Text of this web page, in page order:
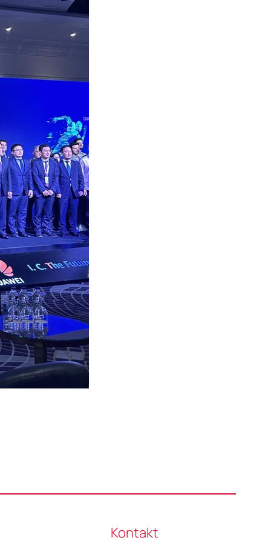
Kontakt